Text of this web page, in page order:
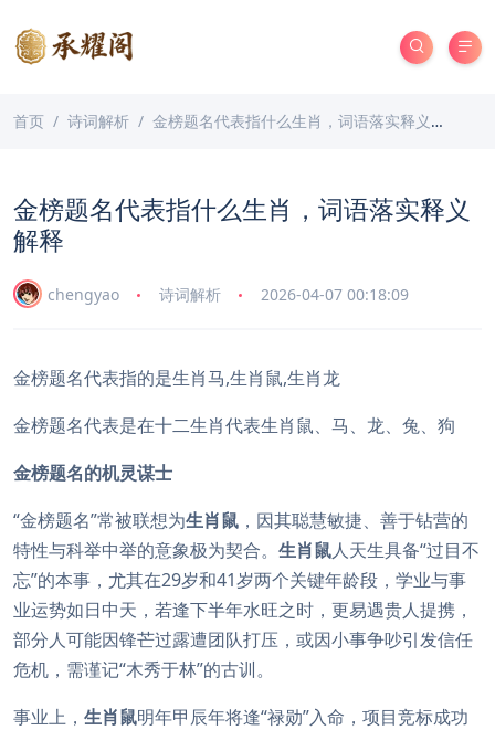
首页 诗词解析 金榜题名代表指什么生肖，词语落实释义解释
金榜题名代表指什么生肖，词语落实释义
解释
chengyao 诗词解析 2026-04-07 00:18:09
金榜题名代表指的是生肖马,生肖鼠,生肖龙
金榜题名代表是在十二生肖代表生肖鼠、马、龙、兔、狗
金榜题名的机灵谋士
“金榜题名”常被联想为生肖鼠 ，因其聪慧敏捷、善于钻营的
特性与科举中举的意象极为契合。 生肖鼠人天生具备“过目不
忘”的本事，尤其在29岁和41岁两个关键年龄段，学业与事
业运势如日中天，若逢下半年水旺之时，更易遇贵人提携，
部分人可能因锋芒过露遭团队打压，或因小事争吵引发信任
危机，需谨记“木秀于林”的古训。
事业上， 生肖鼠明年甲辰年将逢“禄勋”入命，项目竞标成功